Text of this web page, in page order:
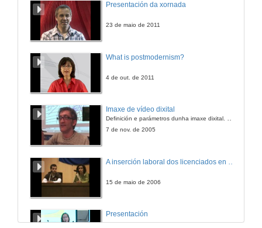
Presentación da xornada
23 de maio de 2011
What is postmodernism?
4 de out. de 2011
Imaxe de vídeo dixital
7 de nov. de 2005
15 de maio de 2006
Presentación